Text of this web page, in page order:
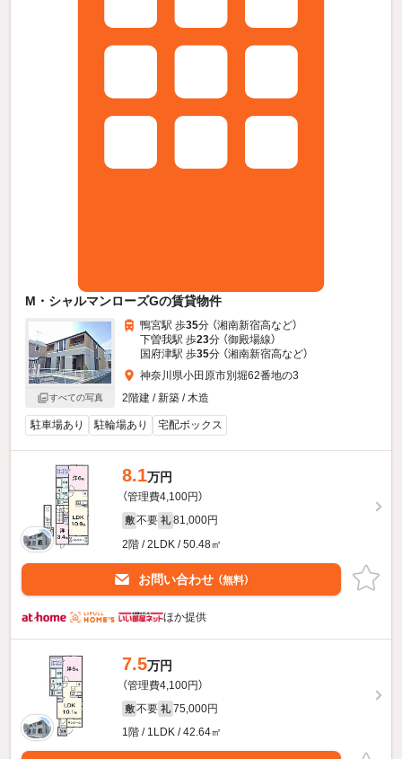
M・シャルマンローズGの賃貸物件
すべての写真
鴨宮駅 歩35分 （湘南新宿高など）
下曽我駅 歩23分 （御殿場線）
国府津駅 歩35分 （湘南新宿高など）
神奈川県小田原市別堀62番地の3
2階建 / 新築 / 木造
駐車場あり 駐輪場あり 宅配ボックス
8.1万円
（管理費4,100円）
敷 不要 礼 81,000円
2階 / 2LDK / 50.48㎡
お問い合わせ （無料）
ほか提供
7.5万円
（管理費4,100円）
敷 不要 礼 75,000円
1階 / 1LDK / 42.64㎡